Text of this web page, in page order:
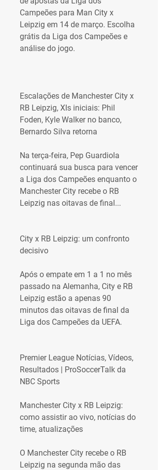
Campeões para Man City x
Leipzig em 14 de março. Escolha
grátis da Liga dos Campeões e
análise do jogo.
Escalações de Manchester City x
RB Leipzig, XIs iniciais: Phil
Foden, Kyle Walker no banco,
Bernardo Silva retorna
Na terça-feira, Pep Guardiola
continuará sua busca para vencer
a Liga dos Campeões enquanto o
Manchester City recebe o RB
Leipzig nas oitavas de final...
City x RB Leipzig: um confronto
decisivo
Após o empate em 1 a 1 no mês
passado na Alemanha, City e RB
Leipzig estão a apenas 90
minutos das oitavas de final da
Liga dos Campeões da UEFA.
Premier League Notícias, Vídeos,
Resultados | ProSoccerTalk da
NBC Sports
Manchester City x RB Leipzig:
como assistir ao vivo, notícias do
time, atualizações
O Manchester City recebe o RB
Leipzig na segunda mão das